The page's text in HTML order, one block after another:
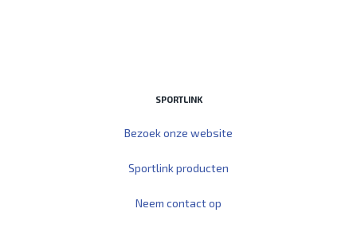
SPORTLINK
Bezoek onze website
Sportlink producten
Neem contact op